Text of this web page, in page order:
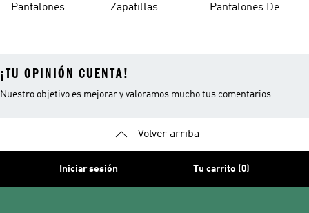
Pantalones
Zapatillas
Pantalones De
¡TU OPINIÓN CUENTA!
Nuestro objetivo es mejorar y valoramos mucho tus comentarios.
Volver arriba
Iniciar sesión Tu carrito (0)